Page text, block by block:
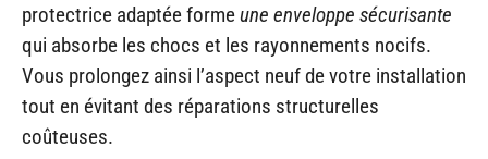
protectrice adaptée formeune enveloppe sécurisante
qui absorbe les chocs et les rayonnements nocifs.
Vous prolongez ainsi l’aspect neuf de votre installation
tout en évitant des réparations structurelles
coûteuses.